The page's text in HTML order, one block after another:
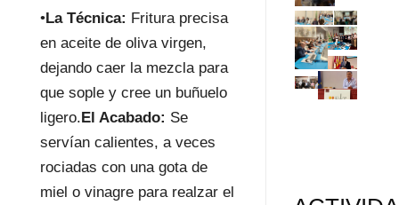
•La Técnica: Fritura precisa
en aceite de oliva virgen,
dejando caer la mezcla para
que sople y cree un buñuelo
ligero.El Acabado: Se
servían calientes, a veces
rociadas con una gota de
miel o vinagre para realzar el